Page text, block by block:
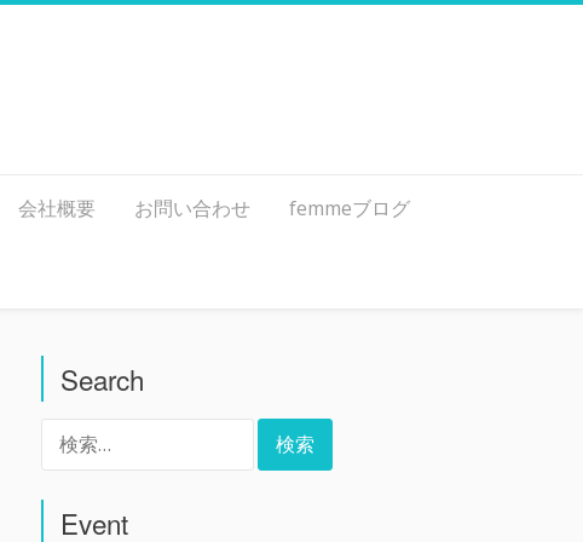
会社概要 お問い合わせ femmeブログ
Search
Event